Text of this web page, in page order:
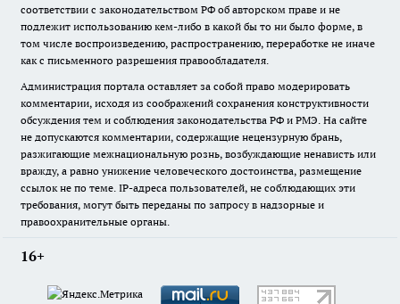
соответствии с законодательством РФ об авторском праве и не
подлежит использованию кем-либо в какой бы то ни было форме, в
том числе воспроизведению, распространению, переработке не иначе
как с письменного разрешения правообладателя.
Администрация портала оставляет за собой право модерировать
комментарии, исходя из соображений сохранения конструктивности
обсуждения тем и соблюдения законодательства РФ и РМЭ. На сайте
не допускаются комментарии, содержащие нецензурную брань,
разжигающие межнациональную рознь, возбуждающие ненависть или
вражду, а равно унижение человеческого достоинства, размещение
ссылок не по теме. IP-адреса пользователей, не соблюдающих эти
требования, могут быть переданы по запросу в надзорные и
правоохранительные органы.
16+